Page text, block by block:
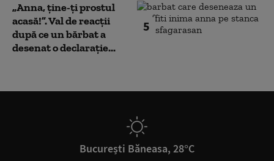
5
„Anna, ţine-ţi prostul
acasă!”. Val de reacții
după ce un bărbat a
desenat o declarație...
București Băneasa, 28°C